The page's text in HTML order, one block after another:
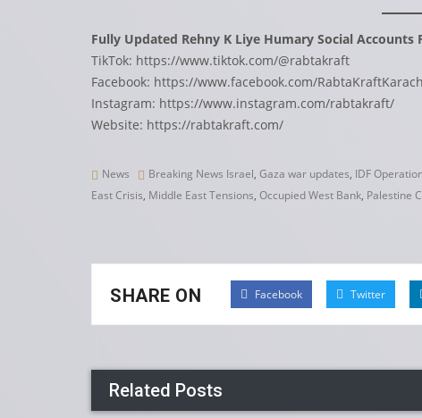
Fully Updated Rehny K Liye Humary Social Accounts
TikTok: https://www.tiktok.com/@rabtakraft
Facebook: https://www.facebook.com/
Instagram: https://www.instagram.com/rabtakraft/
Website: https://rabtakraft.com/
News Breaking News Israel, Gaza war updates, IDF
East Crisis, Middle East Tensions, Occupied West Bank, Palestine
SHARE ON Facebook Twitter
Related Posts